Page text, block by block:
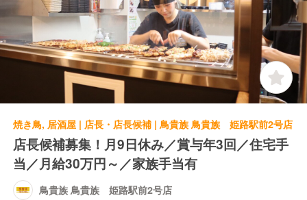
焼き鳥, 居酒屋 | 店長・店長候補 | 鳥貴族 鳥貴族 姫路駅前2号店
店長候補募集！月9日休み／賞与年3回／住宅手
当／月給30万円～／家族手当有
鳥貴族 鳥貴族 姫路駅前2号店